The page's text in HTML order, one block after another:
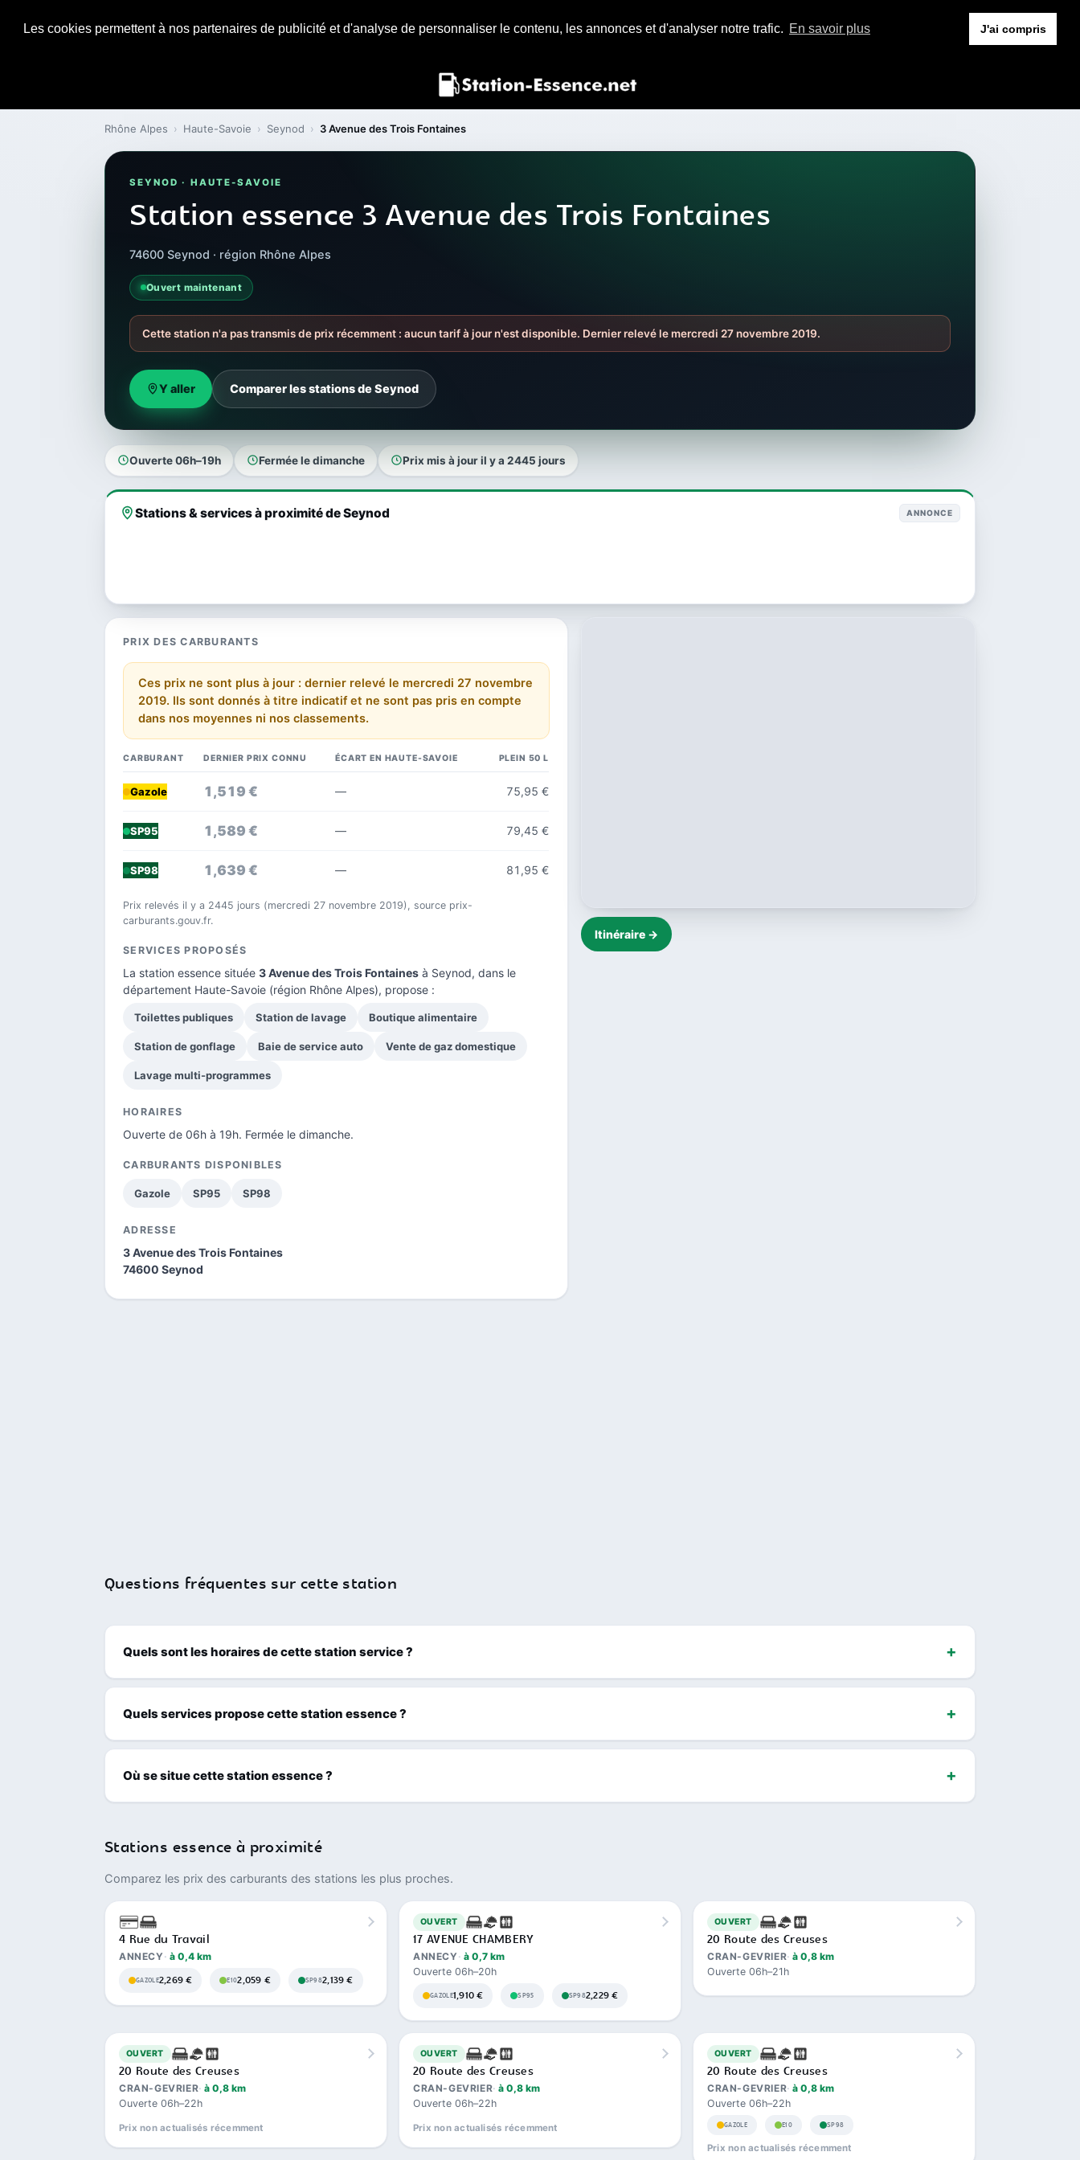
Les cookies permettent à nos partenaires de publicité et d'analyse de personnaliser le contenu, les annonces et d'analyser notre trafic. En savoir plus J'ai compris
Rhône Alpes › Haute-Savoie › Seynod › 3 Avenue des Trois Fontaines
SEYNOD · HAUTE-SAVOIE
Station essence 3 Avenue des Trois Fontaines
74600 Seynod · région Rhône Alpes
Ouvert maintenant
Cette station n'a pas transmis de prix récemment : aucun tarif à jour n'est disponible. Dernier relevé le mercredi 27 novembre 2019.
Y aller Comparer les stations de Seynod
Ouverte 06h–19h Fermée le dimanche Prix mis à jour il y a 2445 jours
Stations & services à proximité de Seynod ANNONCE
PRIX DES CARBURANTS
Ces prix ne sont plus à jour : dernier relevé le mercredi 27 novembre
2019. Ils sont donnés à titre indicatif et ne sont pas pris en compte
dans nos moyennes ni nos classements.
CARBURANT DERNIER PRIX CONNU ÉCART EN HAUTE-SAVOIE PLEIN 50 L
Gazole 1,519 € — 75,95 €
SP95 1,589 € — 79,45 €
SP98 1,639 € — 81,95 €
Prix relevés il y a 2445 jours (mercredi 27 novembre 2019), source prix-
carburants.gouv.fr.
SERVICES PROPOSÉS
La station essence située 3 Avenue des Trois Fontaines à Seynod, dans le
département Haute-Savoie (région Rhône Alpes), propose :
Toilettes publiques Station de lavage Boutique alimentaire
Station de gonflage Baie de service auto Vente de gaz domestique
Lavage multi-programmes
HORAIRES
Ouverte de 06h à 19h. Fermée le dimanche.
CARBURANTS DISPONIBLES
Gazole SP95 SP98
ADRESSE
3 Avenue des Trois Fontaines
74600 Seynod
Itinéraire →
Questions fréquentes sur cette station
Quels sont les horaires de cette station service ?
Quels services propose cette station essence ?
Où se situe cette station essence ?
Stations essence à proximité
Comparez les prix des carburants des stations les plus proches.
4 Rue du Travail
ANNECY à 0,4 km
GAZOLE2,269 € E102,059 € SP982,139 €
OUVERT
17 AVENUE CHAMBERY
ANNECY à 0,7 km
Ouverte 06h–20h
GAZOLE1,910 € SP95 SP982,229 €
OUVERT
20 Route des Creuses
CRAN-GEVRIER à 0,8 km
Ouverte 06h–21h
OUVERT
20 Route des Creuses
CRAN-GEVRIER à 0,8 km
Ouverte 06h–22h
Prix non actualisés récemment
OUVERT
20 Route des Creuses
CRAN-GEVRIER à 0,8 km
Ouverte 06h–22h
Prix non actualisés récemment
OUVERT
20 Route des Creuses
CRAN-GEVRIER à 0,8 km
Ouverte 06h–22h
GAZOLE E10 SP98
Prix non actualisés récemment